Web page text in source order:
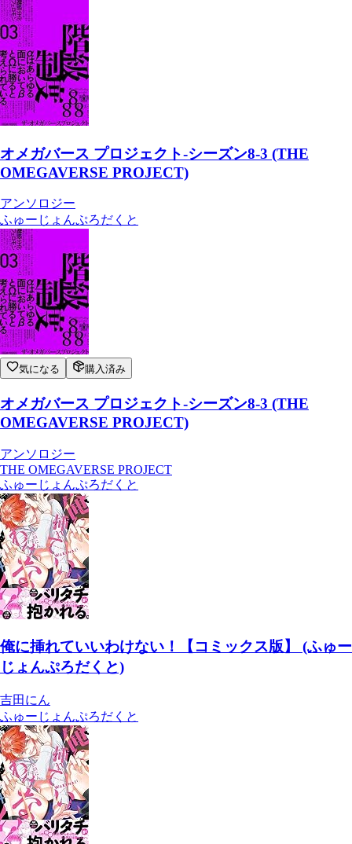
オメガバース プロジェクト-シーズン8-3 (THE
OMEGAVERSE PROJECT)
アンソロジー
ふゅーじょんぷろだくと
気になる 購入済み
オメガバース プロジェクト-シーズン8-3 (THE
OMEGAVERSE PROJECT)
アンソロジー
THE OMEGAVERSE PROJECT
ふゅーじょんぷろだくと
俺に挿れていいわけない！【コミックス版】 (ふゅー
じょんぷろだくと)
吉田にん
ふゅーじょんぷろだくと